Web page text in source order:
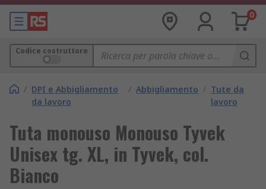
0
Codice costruttore
/ DPI e Abbigliamento
da lavoro
/ Abbigliamento / Tute da
lavoro
Tuta monouso Monouso Tyvek
Unisex tg. XL, in Tyvek, col.
Bianco